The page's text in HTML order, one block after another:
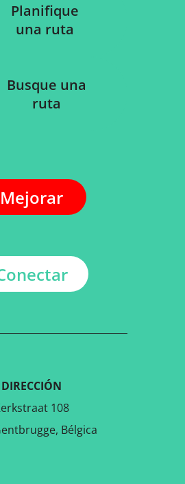
Planifique
una ruta
Busque una
ruta
Mejorar
DIRECCIÓN
108
Bélgica